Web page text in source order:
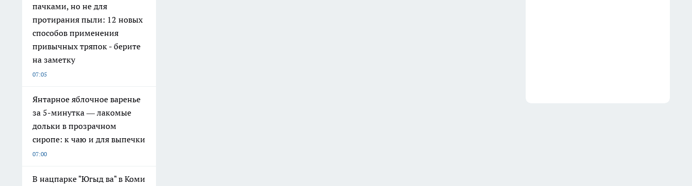
пачками, но не для
протирания пыли: 12 новых
способов применения
привычных тряпок - берите
на заметку
07:05
Янтарное яблочное варенье
за 5-минутка — лакомые
дольки в прозрачном
сиропе: к чаю и для выпечки
07:00
В нацпарке "Югыд ва" в Коми